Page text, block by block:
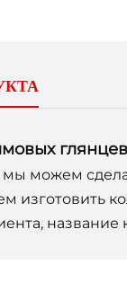
мы можем
изготовить